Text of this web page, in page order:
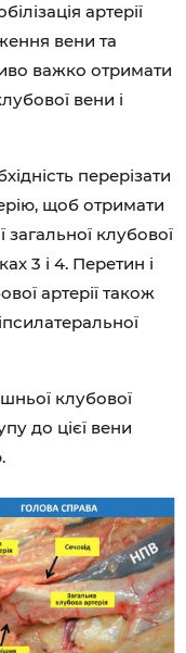
артерії
вени та
важко отримати
вени і
перерізати
щоб отримати
клубової
3 і 4. Перетин і
артерії також
клубової
до цієї вени